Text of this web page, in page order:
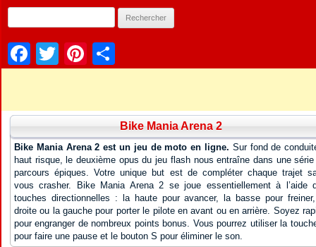
Facebook
TwitterPinterest
Bike Mania Arena 2
Bike Mania Arena 2 est un jeu de moto en ligne. Sur fond de
haut risque, le deuxième opus du jeu flash nous entraîne dans une
parcours épiques. Votre unique but est de compléter chaque trajet
vous crasher. Bike Mania Arena 2 se joue essentiellement à l’aide
touches directionnelles : la haute pour avancer, la basse pour
droite ou la gauche pour porter le pilote en avant ou en arrière. Soyez
pour engranger de nombreux points bonus. Vous pourrez utiliser la
pour faire une pause et le bouton S pour éliminer le son.